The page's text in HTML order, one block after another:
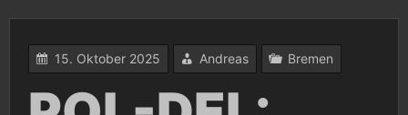
15. Oktober 2025 Andreas Bremen